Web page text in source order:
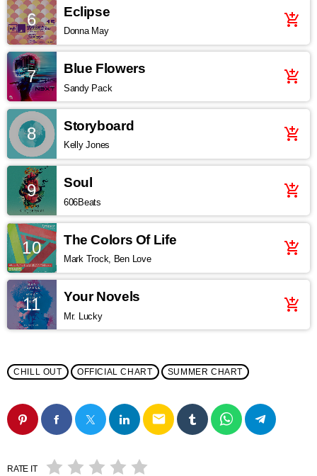
6 Eclipse
Donna May
add_shopping_cart
7 Blue Flowers
Sandy Pack
add_shopping_cart
8 Storyboard
Kelly Jones
add_shopping_cart
9 Soul
606Beats
add_shopping_cart
10 The Colors Of Life
Mark Trock, Ben Love
add_shopping_cart
11 Your Novels
Mr. Lucky
add_shopping_cart
CHILL OUT OFFICIAL CHART SUMMER CHART
email
RATE IT